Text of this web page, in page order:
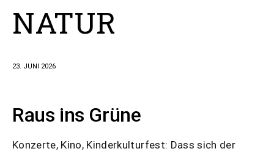
NATUR
23. JUNI 2026
Raus ins Grüne
Konzerte, Kino, Kinderkulturfest: Dass sich der